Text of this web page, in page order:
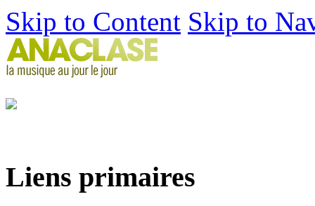
Skip to Content Skip to
Liens primaires